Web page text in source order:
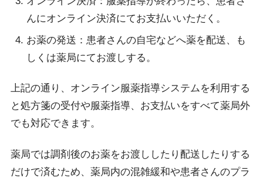
んにオンライン決済にてお支払いいただく。
お薬の発送：患者さんの自宅などへ薬を配送、も
しくは薬局にてお渡しする。
上記の通り、オンライン服薬指導システムを利用する
と処方箋の受付や服薬指導、お支払いをすべて薬局外
でも対応できます。
薬局では調剤後のお薬をお渡ししたり配送したりする
だけで済むため、薬局内の混雑緩和や患者さんのプラ